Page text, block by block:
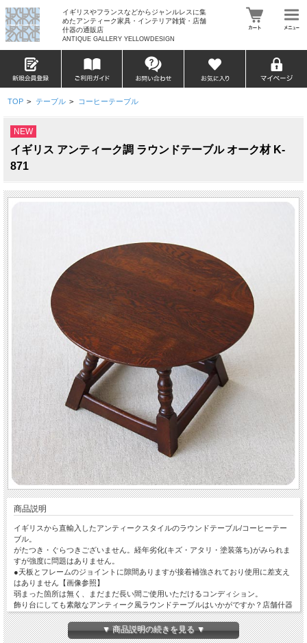
イギリスやフランスなどからジャンルレスに集
めたアンティーク家具・インテリア雑貨・店舗
什器の通販店
ANTIQUE GALLERY YELLOWDESIGN
TOP > テーブル > コーヒーテーブル
NEW
イギリス アンティーク調 ラウンドテーブル オーク材 K-
871
商品説明
イギリスから直輸入したアンティークスタイルのラウンドテーブル/コーヒーテー
ブル。
がたつき・ぐらつきございません。経年劣化(キズ・アタリ・塗装落ち)がみられま
すが強度に問題はありません。
●天板とフレームのジョイントに隙間ありますが接着補強されており使用に差支え
はありません【画像参照】
弱まった箇所は無く、まだまだ長い間ご使用いただけるコンディション。
飾り台にしても素敵なアンティーク風ラウンドテーブルはいかがですか？店舗什器
にもどうぞ。
▼ 商品説明の続きを見る ▼